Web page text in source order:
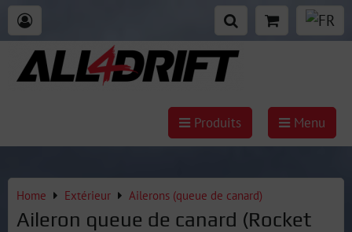
Produits Menu
Home Extérieur Ailerons (queue de canard)
Aileron queue de canard (Rocket